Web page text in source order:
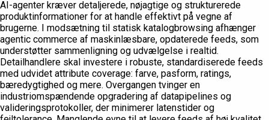
AI-agenter kræver detaljerede, nøjagtige og strukturerede
produktinformationer for at handle effektivt på vegne af
brugerne. I modsætning til statisk katalogbrowsing afhænger
agentic commerce af maskinlæsbare, opdaterede feeds, som
understøtter sammenligning og udvælgelse i realtid.
Detailhandlere skal investere i robuste, standardiserede feeds
med udvidet attribute coverage: farve, pasform, ratings,
bæredygtighed og mere. Overgangen tvinger en
industriomspændende opgradering af datapipelines og
valideringsprotokoller, der minimerer latenstider og